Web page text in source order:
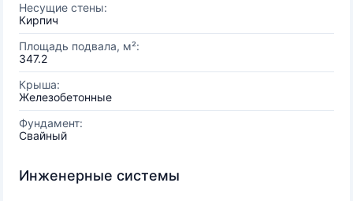
Несущие стены:
Кирпич
Площадь подвала, м²:
347.2
Крыша:
Железобетонные
Фундамент:
Свайный
Инженерные системы